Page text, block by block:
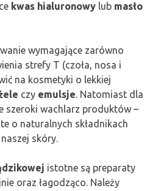
kwas hialuronowy lub masło
wymagające zarówno
strefy T (czoła, nosa i
na kosmetyki o lekkiej
czy emulsje. Natomiast dla
szeroki wachlarz produktów –
o naturalnych składnikach
skóry.
istotne są preparaty
oraz łagodząco. Należy